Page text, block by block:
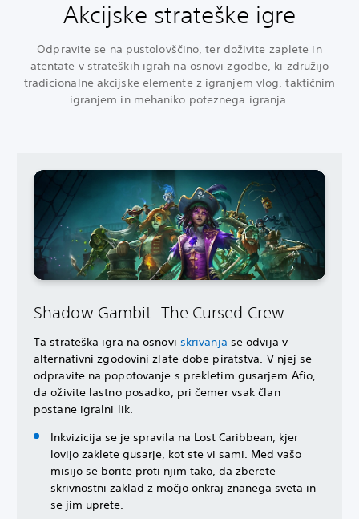
Akcijske strateške igre
Odpravite se na pustolovščino, ter doživite zaplete in
atentate v strateških igrah na osnovi zgodbe, ki združijo
tradicionalne akcijske elemente z igranjem vlog, taktičnim
igranjem in mehaniko poteznega igranja.
Shadow Gambit: The Cursed Crew
Ta strateška igra na osnovi skrivanja se odvija v
alternativni zgodovini zlate dobe piratstva. V njej se
odpravite na popotovanje s prekletim gusarjem Afio,
da oživite lastno posadko, pri čemer vsak član
postane igralni lik.
Inkvizicija se je spravila na Lost Caribbean, kjer
lovijo zaklete gusarje, kot ste vi sami. Med vašo
misijo se borite proti njim tako, da zberete
skrivnostni zaklad z močjo onkraj znanega sveta in
se jim uprete.